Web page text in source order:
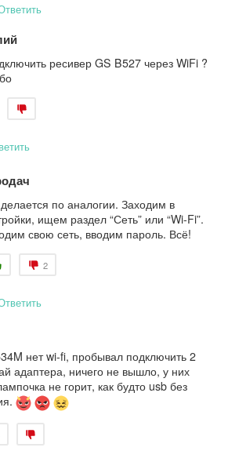
ресивер GS B527 через WiFi ?
по аналогии. Заходим в
ищем раздел “Сеть” или “Wi-Fi”.
свою сеть, вводим пароль. Всё!
2
нет wi-fi, пробывал подключить 2
адаптера, ничего не вышло, у них
не горит, как будто usb без